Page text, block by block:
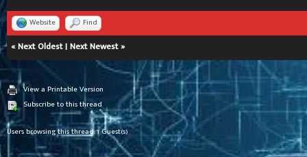
Website Find
«Next Oldest|Next Newest»
View a Printable Version
Subscribe to this thread
Users browsing this thread: 1 Guest(s)